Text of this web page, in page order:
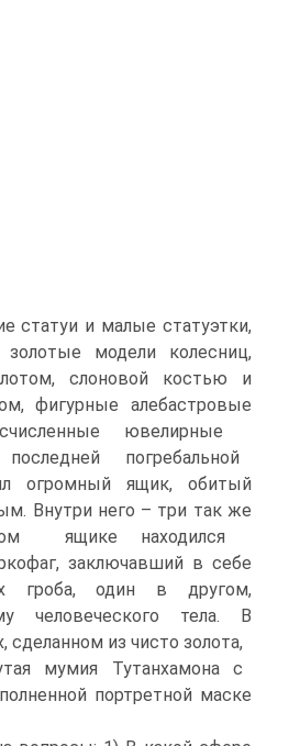
статуи и малые статуэтки,
модели колесниц,
слоновой костью и
фигурные алебастровые
ювелирные
погребальной
огромный ящик, обитый
Внутри него – три так же
ящике находился
заключавший в себе
гроба, один в другом,
человеческого тела. В
сделанном из чисто золота,
мумия Тутанхамона с
портретной маске